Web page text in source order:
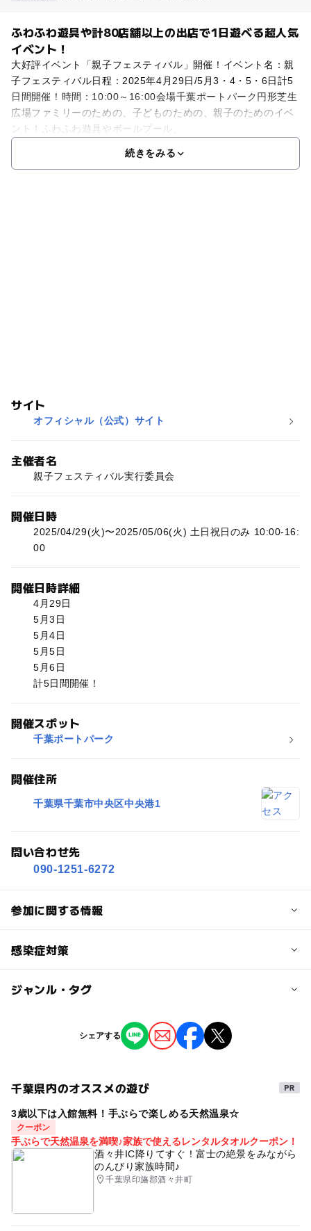
ふわふわ遊具や計80店舗以上の出店で1日遊べる超人気
イベント！
大好評イベント「親子フェスティバル」開催！イベント名：親
子フェスティバル日程：2025年4月29日/5月3・4・5・6日計5
日間開催！時間：10:00～16:00会場千葉ポートパーク円形芝生
広場ファミリーのための、子どものための、親子のためのイベ
ント！ふわふわ遊具やボールプール、
続きをみる
サイト
オフィシャル（公式）サイト
主催者名
親子フェスティバル実行委員会
開催日時
2025/04/29(火)〜2025/05/06(火) 土日祝日のみ 10:00-16:
00
開催日時詳細
4月29日
5月3日
5月4日
5月5日
5月6日
計5日間開催！
開催スポット
千葉ポートパーク
開催住所
千葉県千葉市中央区中央港1
問い合わせ先
090-1251-6272
参加に関する情報
対象年齢
雨天時中止の可能性アリ
感染症対策
当イベントではスタッフ、イベント関係者の体調管理を徹
ジャンル・タグ
ショッピング・グルメ
タグ
駐車場無料 入場無料 GW(ゴールデンウィーク)
ゴールデンウィーク子供イベント
ゴールデンウィークマルシェ
シェアする
千葉県内のオススメの遊び
3歳以下は入館無料！手ぶらで楽しめる天然温泉☆
クーポン
手ぶらで天然温泉を満喫♪家族で使えるレンタルタオルクーポン！
酒々井IC降りてすぐ！富士の絶景をみながら
のんびり家族時間♪
千葉県印旛郡酒々井町